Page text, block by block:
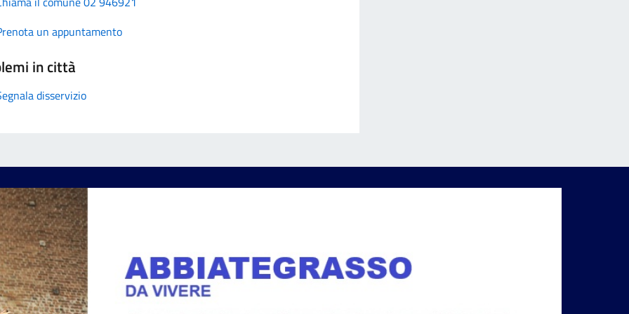
un appuntamento
in città
disservizio